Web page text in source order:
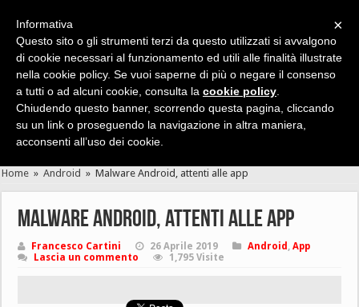
Cerca velocemente news, recensioni, guide, app, giochi ...
Home » Android » Malware Android, attenti alle app
Malware Android, attenti alle app
Francesco Cartini 26 Aprile 2019 Android ,App
Lascia un commento
1,795 Visite
×
Informativa
Questo sito o gli strumenti terzi da questo utilizzati si avvalgono
di cookie necessari al funzionamento ed utili alle finalità illustrate
nella cookie policy. Se vuoi saperne di più o negare il consenso
a tutti o ad alcuni cookie, consulta la cookie policy
Chiudendo questo banner, scorrendo questa pagina, cliccando
su un link o proseguendo la navigazione in altra maniera,
acconsenti all’uso dei cookie.